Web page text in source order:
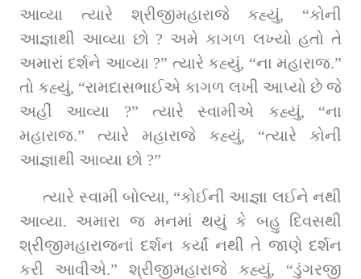
આવ્‍યા ત્‍યારે શ્રીજીમહારાજે કહ્યું, “કોની
આજ્ઞાથી આવ્યા છો ? અમે કાગળ લખ્‍યો હતો તે
અમારાં દર્શને આવ્‍યા ?” ત્‍યારે કહ્યું, “ના મહારાજ.”
તો કહ્યું, “રામદાસભાઈએ કાગળ લખી આપ્‍યો છે જે
અહીં આવ્યા ?” ત્‍યારે સ્વામીએ કહ્યું, “ના
મહારાજ.” ત્‍યારે મહારાજે કહ્યું, “ત્‍યારે કોની
આજ્ઞાથી આવ્‍યા છો ?”
ત્‍યારે સ્વામી બોલ્‍યા, “કોઈની આજ્ઞા લઈને નથી
આવ્યા. અમારા જ મનમાં થયું કે બહુ દિવસથી
શ્રીજીમહારાજનાં દર્શન કર્યાં નથી તે જાણે દર્શન
કરી આવીએ.” શ્રીજીમહારાજે કહ્યું, “ડુંગરજી